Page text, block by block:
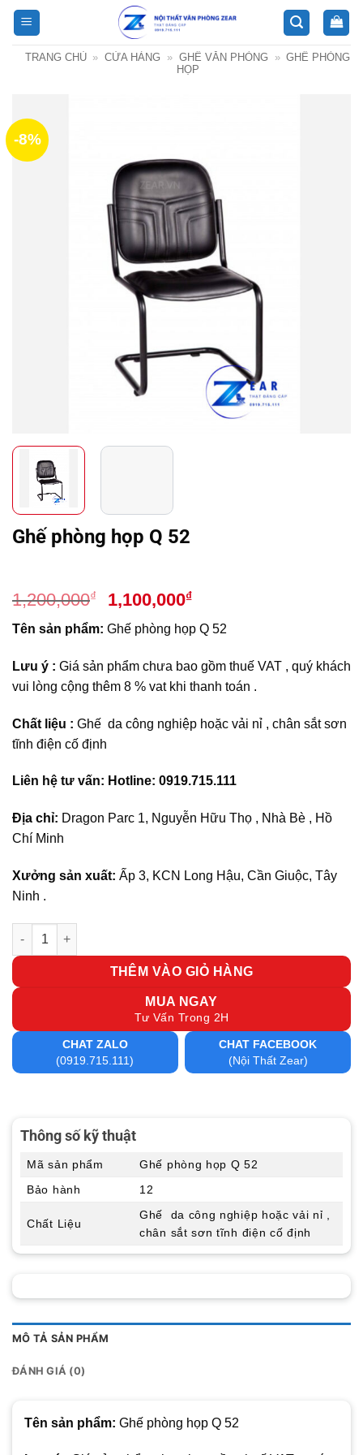
Bỏ
qua
nội
TRANG CHỦ » CỬA HÀNG » GHẾ VĂN PHÒNG » GHẾ PHÒNG
HỌP
-8%
Ghế phòng họp Q 52
1,200,000₫
Giá
gốc
là:
1,200,000₫.
1,100,000₫Giá
tại
là:
1,100,000₫.
Tên sản phẩm: Ghế phòng họp Q 52
Lưu ý : Giá sản phẩm chưa bao gồm thuế VAT , quý khách
vui lòng cộng thêm 8 % vat khi thanh toán .
Chất liệu : Ghế da công nghiệp hoặc vải nỉ , chân sắt sơn
tĩnh điện cố định
Liên hệ tư vấn: Hotline: 0919.715.111
Địa chỉ: Dragon Parc 1, Nguyễn Hữu Thọ , Nhà Bè , Hồ
Chí Minh
Xưởng sản xuất: Ấp 3, KCN Long Hậu, Cần Giuộc, Tây
Ninh .
Ghế phòng họp Q 52 số lượng
THÊM VÀO GIỎ HÀNG
MUA NGAY
Tư Vấn Trong 2H
CHAT ZALO
(0919.715.111)
CHAT FACEBOOK
(Nội Thất Zear)
MÔ TẢ SẢN PHẨM
ĐÁNH GIÁ (0)
Tên sản phẩm: Ghế phòng họp Q 52
Thông số kỹ thuật
Mã sản phẩm
Ghế phòng họp Q 52
Bảo hành
12
Chất Liệu
Ghế da công nghiệp hoặc vải nỉ ,
chân sắt sơn tĩnh điện cố định